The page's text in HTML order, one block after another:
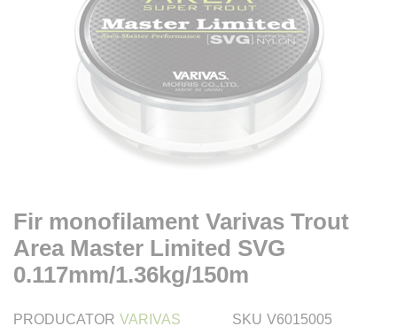
Fir monofilament Varivas Trout
Area Master Limited SVG
0.117mm/1.36kg/150m
PRODUCATOR VARIVAS SKU V6015005